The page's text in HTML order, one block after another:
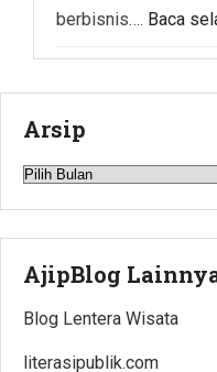
berbisnis…. Baca
Arsip
Arsip
AjipBlog
Blog Lentera Wisata
literasipublik.com